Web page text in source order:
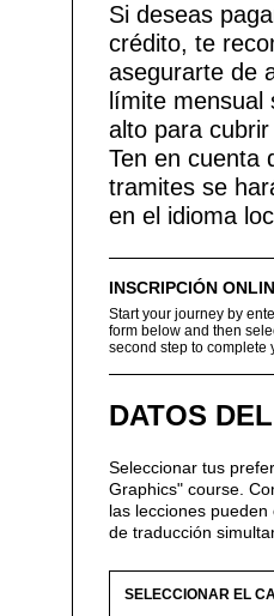
Si deseas
crédito, te
asegurarte de
límite
alto para
Ten en cuenta
tramites se
en el idioma
INSCRIPCIÓN
Start your journey by
form below and then
second step to complete
DATOS
Seleccionar tus
Graphics" course.
las lecciones
de traducción